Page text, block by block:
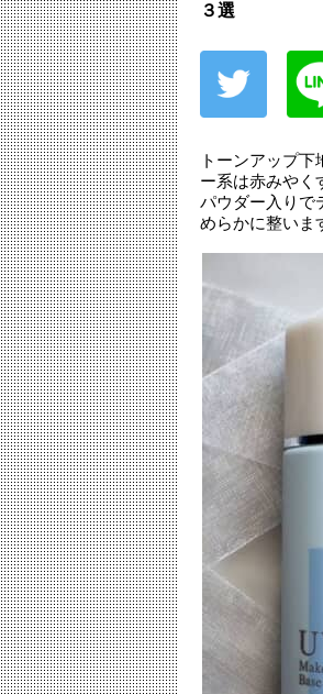
３選
トーンアップ
ー系は赤みやく
パウダー入りで
めらかに整いま